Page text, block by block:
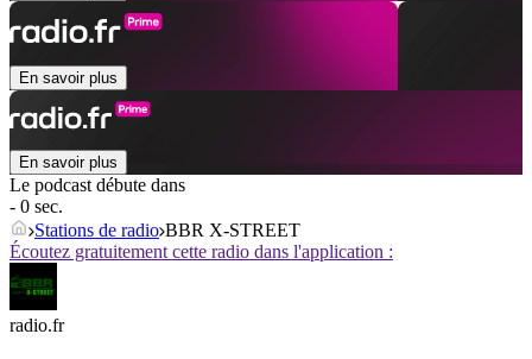
En savoir plus
En savoir plus
Le podcast débute dans
- 0 sec.
Stations de radio BBR X-STREET
Écoutez gratuitement cette radio dans l'application :
radio.fr